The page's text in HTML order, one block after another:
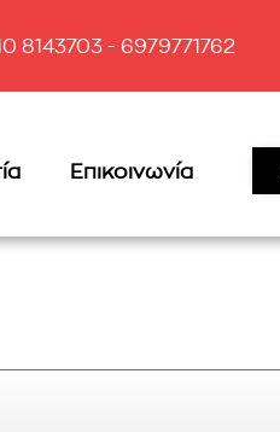
8143703 - 6979771762
Επικοινωνία